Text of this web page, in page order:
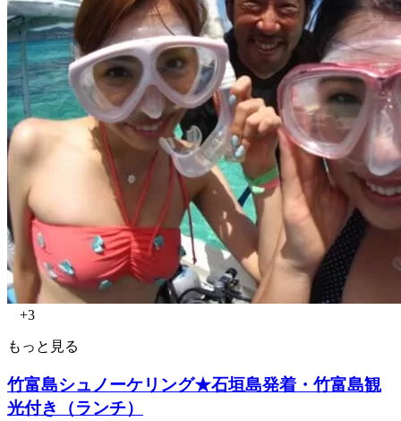
+3
もっと見る
竹富島シュノーケリング★石垣島発着・竹富島観
光付き（ランチ）